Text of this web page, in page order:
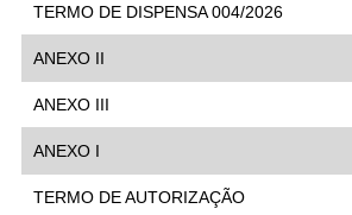
TERMO DE DISPENSA 004/2026
ANEXO II
ANEXO III
ANEXO I
TERMO DE AUTORIZAÇÃO